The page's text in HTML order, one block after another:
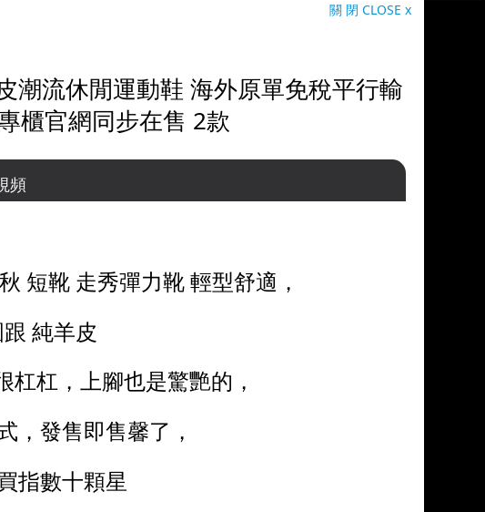
潮流休閒運動鞋 海外原單免稅平行輸
櫃官網同步在售 2款
頻
短靴 走秀彈力靴 輕型舒適，
純羊皮
杠杠，上腳也是驚艷的，
，發售即售馨了，
指數十顆星
關 閉 CLOSE x